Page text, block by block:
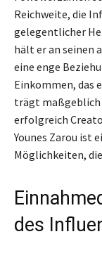
Reichweite, die
gelegentlicher
hält er an seinen
eine enge
Einkommen, das
trägt maßgeblich
erfolgreich
Younes Zarou ist
Möglichkeiten,
des